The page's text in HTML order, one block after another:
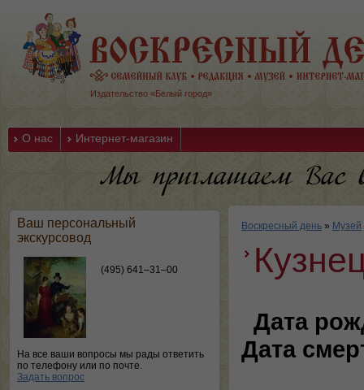
Издательство «Белый город»
О нас Интернет-магазин
Ваш персональный
экскурсовод
(495) 641–31–00
На все ваши вопросы мы рады ответить
по телефону или по почте.
Задать вопрос
Воскресный день » Музей
Дата
Дата